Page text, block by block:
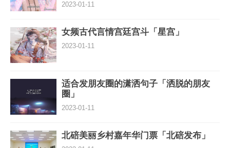
2023-01-11
女频古代言情宫廷宫斗「星宫」
2023-01-11
适合发朋友圈的潇洒句子「洒脱的朋友
圈」
2023-01-11
北碚美丽乡村嘉年华门票「北碚发布」